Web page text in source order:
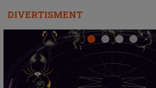
DIVERTISMENT